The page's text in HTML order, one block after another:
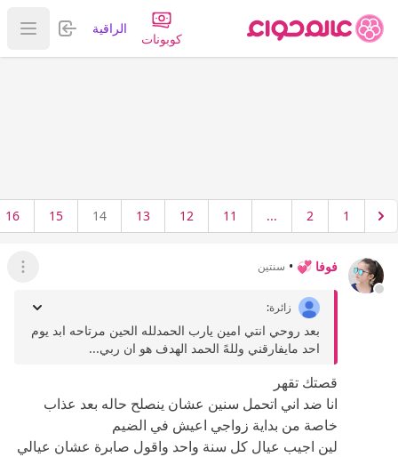
كوبونات
الراقية تسجيل
عرض
1
2
...
11
12
13
14
15
16
فوفا 💞 • سنتين عرض
زائرة:
بعد روحي انتي امين يارب الحمدلله الحين مرتاحه ابد يوم
احد مايفارقني وللهً الحمد الهدف هو ان ربي...
قصتك تقهر
انا ضد اني اتحمل سنين عشان ينصلح حاله بعد عذاب
خاصة من بداية زواجي اعيش في الضيم
لين اجيب عيال كل سنة واحد واقول صابرة عشان عيالي